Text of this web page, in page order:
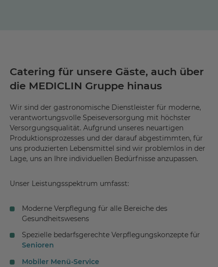
Catering für unsere Gäste, auch über
die MEDICLIN Gruppe hinaus
Wir sind der gastronomische Dienstleister für moderne,
verantwortungsvolle Speiseversorgung mit höchster
Versorgungsqualität. Aufgrund unseres neuartigen
Produktionsprozesses und der darauf abgestimmten, für
uns produzierten Lebensmittel sind wir problemlos in der
Lage, uns an Ihre individuellen Bedürfnisse anzupassen.
Unser Leistungsspektrum umfasst:
Moderne Verpflegung für alle Bereiche des
Gesundheitswesens
Spezielle bedarfsgerechte Verpflegungskonzepte für
Senioren
Mobiler Menü-Service